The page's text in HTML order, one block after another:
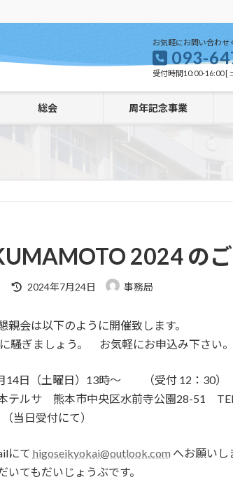
お気軽にお問い合わせ
093-
受付時間10:00-16:00 [
総会 周年記念事業
2024 の
最
新
日
2024年7月24日 事務局
親会は以下のように開催致します。
騒ぎましょう。 お気軽にお申込み下さい。
14日（土曜日）13時～ （受付 12：30）
テルサ 熊本市中央区水前寺公園28-51
日受付にて）
にて higoseikyokai@outlook.com へお願いし
いてもだいじょうぶです。